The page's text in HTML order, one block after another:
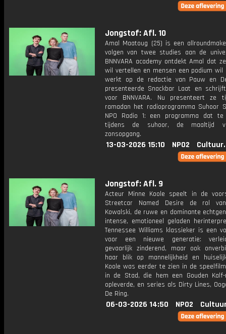
Jongstof: Afl. 10
Amal Maatoug (25) is een
volgen van twee studies aan de
BNNVARA academy ontdekt Amal dat
wil vertellen en mensen een podium wil
werkt op de redactie van Pauw en
presenteerde Snackbar Laat en
voor BNNVARA. Nu presenteert ze
ramadan het radioprogramma Suhoor
NPO Radio 1: een programma dat
tijdens de suhoor, de maaltijd
zonsopgang.
13-03-2026 15:10 NPO2
Jongstof: Afl. 9
Acteur Minne Koole speelt in de
Streetcar Named Desire de rol
Kowalski, de ruwe en dominante
intense, emotioneel geladen
Tennessee Williams klassieker is een
voor een nieuwe generatie:
gevaarlijk zinderend, maar ook
haar blik op mannelijkheid en
Koole was eerder te zien in de
in de Stad, die hem een Gouden Kalf-
opleverde, en series als Dirty Lines,
De Ring.
06-03-2026 14:50 NPO2